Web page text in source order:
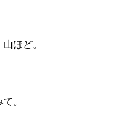
ほど。
。